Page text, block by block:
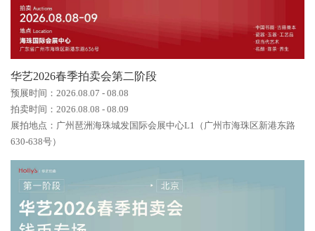
华艺2026春季拍卖会第二阶段
预展时间：2026.08.07 - 08.08
拍卖时间：2026.08.08 - 08.09
展拍地点：广州琶洲海珠城发国际会展中心L1（广州市海珠区新港东路
630-638号）